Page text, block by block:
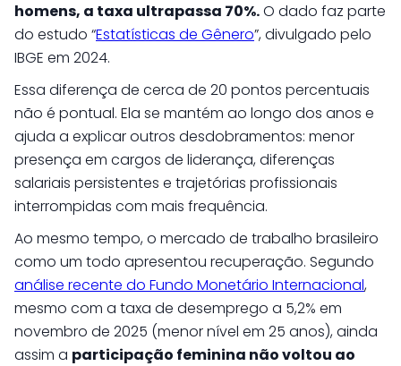
homens, a taxa ultrapassa 70%.O dado faz parte
do estudo “Estatísticas de Gênero”, divulgado pelo
IBGE em 2024.
Essa diferença de cerca de 20 pontos percentuais
não é pontual. Ela se mantém ao longo dos anos e
ajuda a explicar outros desdobramentos: menor
presença em cargos de liderança, diferenças
salariais persistentes e trajetórias profissionais
interrompidas com mais frequência.
Ao mesmo tempo, o mercado de trabalho brasileiro
como um todo apresentou recuperação. Segundo
análise recente do Fundo Monetário Internacional,
mesmo com a taxa de desemprego a 5,2% em
novembro de 2025 (menor nível em 25 anos), ainda
assim a participação feminina não voltou ao